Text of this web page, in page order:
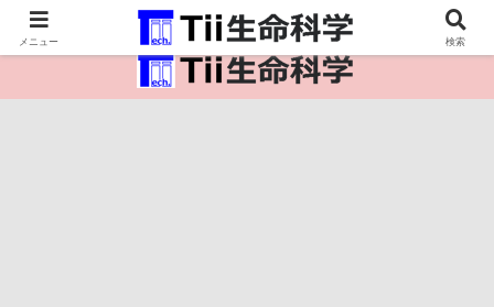
医療保健・生命・生物の情報インフラ。
メニュー 検索